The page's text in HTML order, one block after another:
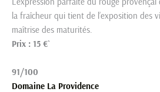
la fraîcheur qui tient de l’exposition des
maîtrise des maturités.
Prix : 15 €`
91/100
Domaine La Providence